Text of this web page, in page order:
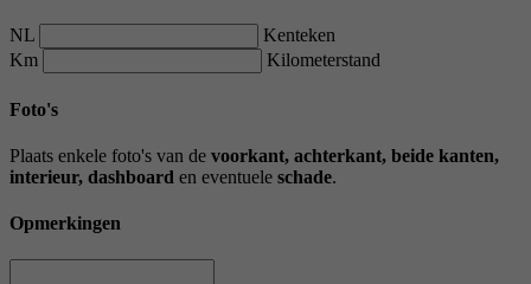
NL
Kenteken
Km
Kilometerstand
Foto's
Plaats enkele foto's van de voorkant, achterkant, beide kanten,
interieur, dashboard en eventuele schade.
Opmerkingen